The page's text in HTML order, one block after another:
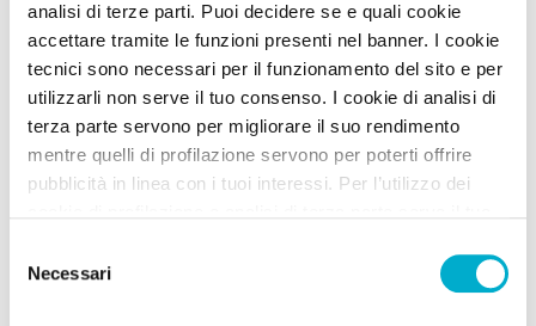
analisi di terze parti. Puoi decidere se e quali cookie
accettare tramite le funzioni presenti nel banner. I cookie
tecnici sono necessari per il funzionamento del sito e per
utilizzarli non serve il tuo consenso. I cookie di analisi di
terza parte servono per migliorare il suo rendimento
mentre quelli di profilazione servono per poterti offrire
pubblicità in linea con i tuoi interessi. Per l’utilizzo dei
senza accettare” verranno installati solo i cookie tecnici.
Cliccando il pulsante “Accetta tutto” acconsenti all’utilizzo
delNecessari
Filtra
Reset filtro